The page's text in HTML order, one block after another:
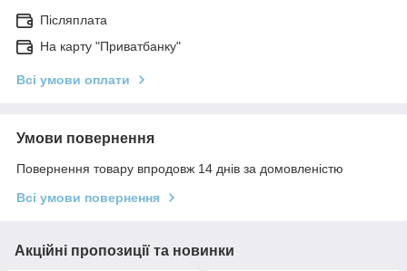
Післяплата
На карту "Приватбанку"
Всі умови оплати
Умови повернення
Повернення товару впродовж 14 днів за домовленістю
Всі умови повернення
Акційні пропозиції та новинки